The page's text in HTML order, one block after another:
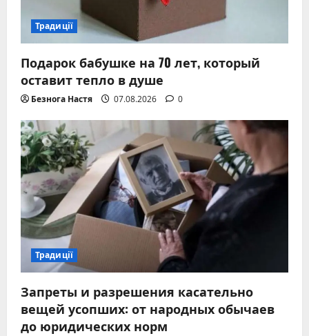
Традиції
Подарок бабушке на 70 лет, который
оставит тепло в душе
Безнога Настя 07.08.2026 0
Традиції
Запреты и разрешения касательно
вещей усопших: от народных обычаев
до юридических норм